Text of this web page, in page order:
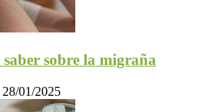
saber sobre la migraña
28/01/2025